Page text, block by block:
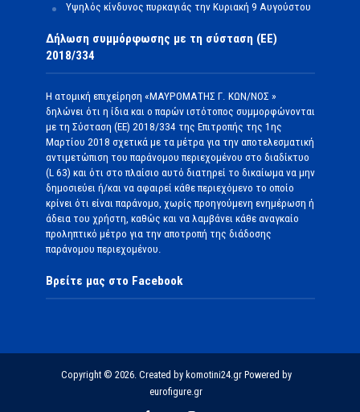
Υψηλός κίνδυνος πυρκαγιάς την Κυριακή 9 Αυγούστου
Δήλωση συμμόρφωσης με τη σύσταση (ΕΕ)
2018/334
Η ατομική επιχείρηση «ΜΑΥΡΟΜΑΤΗΣ Γ. ΚΩΝ/ΝΟΣ »
δηλώνει ότι η ίδια και ο παρών ιστότοπος συμμορφώνονται
με τη Σύσταση (ΕΕ) 2018/334 της Επιτροπής της 1ης
Μαρτίου 2018 σχετικά με τα μέτρα για την αποτελεσματική
αντιμετώπιση του παράνομου περιεχομένου στο διαδίκτυο
(L 63) και ότι στο πλαίσιο αυτό διατηρεί το δικαίωμα να μην
δημοσιεύει ή/και να αφαιρεί κάθε περιεχόμενο το οποίο
κρίνει ότι είναι παράνομο, χωρίς προηγούμενη ενημέρωση ή
άδεια του χρήστη, καθώς και να λαμβάνει κάθε αναγκαίο
προληπτικό μέτρο για την αποτροπή της διάδοσης
παράνομου περιεχομένου.
Βρείτε μας στο Facebook
Copyright © 2026. Created by komotini24.gr Powered by
eurofigure.gr